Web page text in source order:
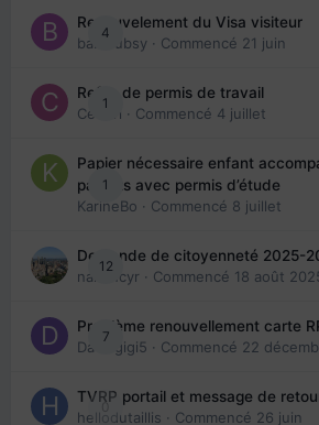
4
Renouvelement du Visa visiteur
babibubsy · Commencé 21 juin
1
Refus de permis de travail
Cedbri · Commencé 4 juillet
1
Papier nécessaire enfant
parents avec permis d’étude
KarineBo · Commencé 8 juillet
12
Demande de citoyenneté 2025-
nanancyr · Commencé 18 août
7
Problème renouvellement carte
Davidgigi5 · Commencé 22
0
TVRP portail et message de
hellodutaillis · Commencé 26 juin